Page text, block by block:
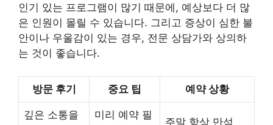
인기 있는 프로그램이 많기 때문에, 예상보다 더 많
은 인원이 몰릴 수 있습니다. 그리고 증상이 심한 불
안이나 우울감이 있는 경우, 전문 상담가와 상의하
는 것이 좋습니다.
방문 후기 중요 팁 예약 상황
깊은 소통을
미리 예약 필
주말 항상 만석